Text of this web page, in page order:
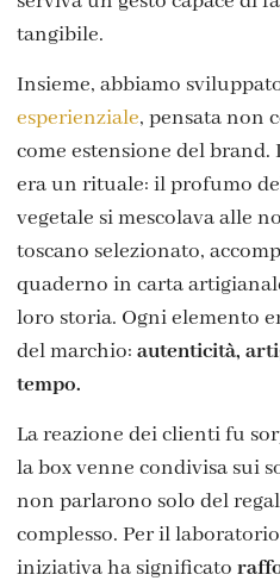
tangibile.
Insieme, abbiamo
esperienziale, pensata non
come estensione del brand.
era un rituale: il profumo
vegetale si mescolava alle
toscano selezionato,
quaderno in carta
loro storia. Ogni elemento
del marchio: autenticità,
tempo.
La reazione dei clienti fu
la box venne condivisa sui
non parlarono solo del
complesso. Per il
iniziativa ha significato